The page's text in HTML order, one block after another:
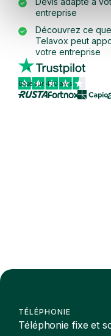
entreprise
Découvrez ce que
Telavox peut
votre entreprise
Basé sur 430 avis
TÉLÉPHONIE
Téléphonie fixe et